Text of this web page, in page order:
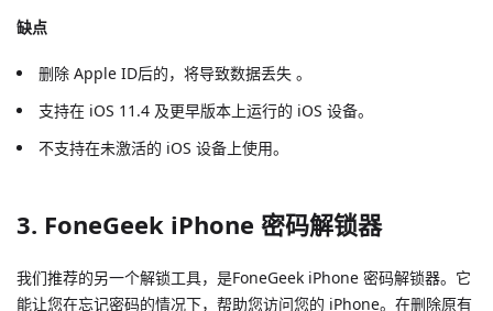
缺点
删除 Apple ID后的，将导致数据丢失 。
支持在 iOS 11.4 及更早版本上运行的 iOS 设备。
不支持在未激活的 iOS 设备上使用。
3. FoneGeek iPhone 密码解锁器
我们推荐的另一个解锁工具，是FoneGeek iPhone 密码解锁器。它
能让您在忘记密码的情况下，帮助您访问您的 iPhone。在删除原有